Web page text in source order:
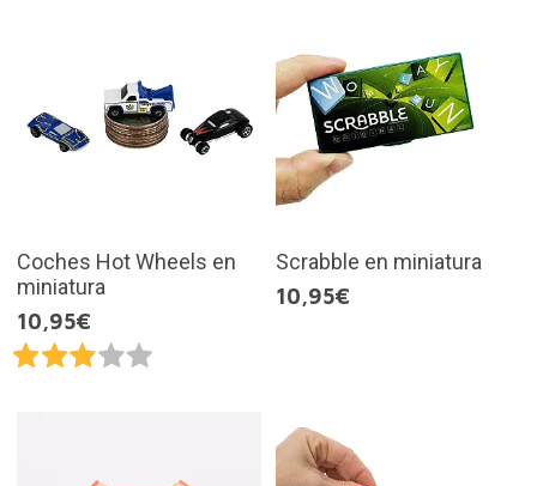
Coches Hot Wheels en
miniatura
10,95€
Scrabble en miniatura
10,95€